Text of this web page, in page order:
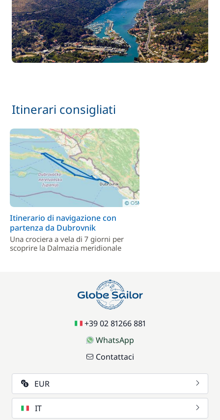
Itinerari consigliati
Itinerario di navigazione con
partenza da Dubrovnik
Una crociera a vela di 7 giorni per
scoprire la Dalmazia meridionale
+39 02 81266 881
WhatsApp
Contattaci
EUR
IT